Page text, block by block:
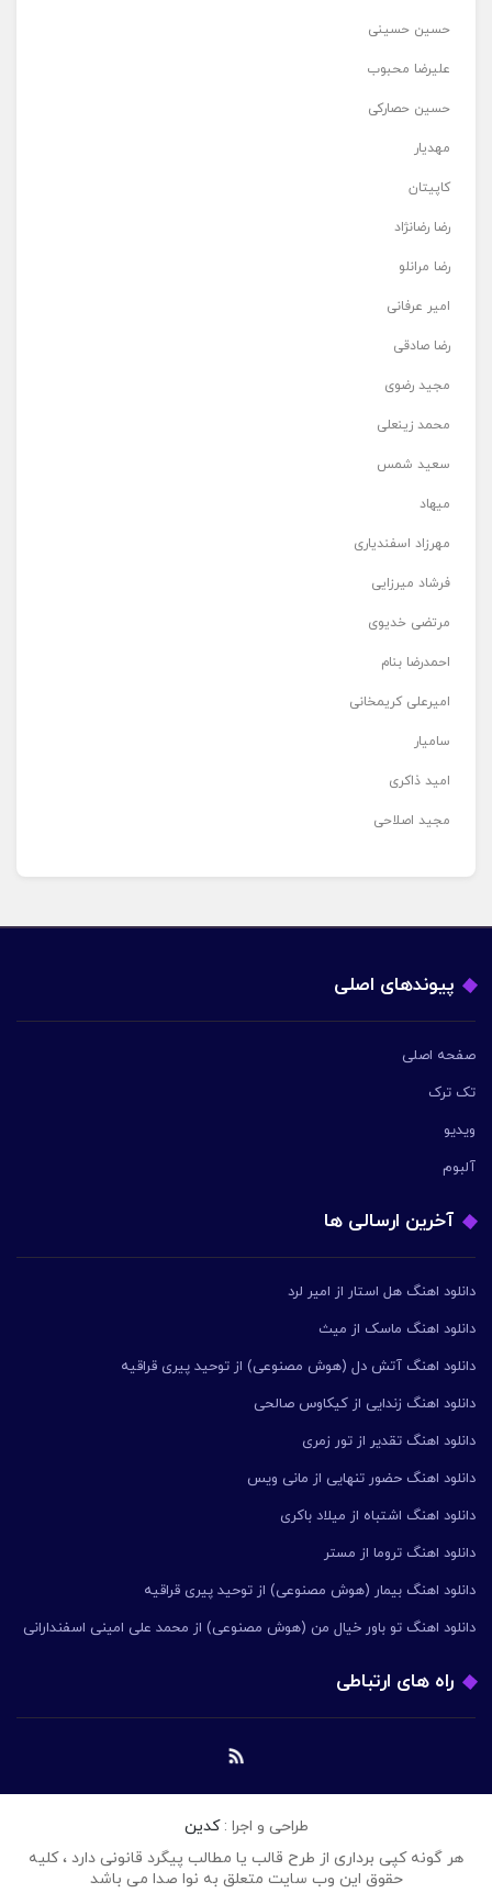
حسین حسینی
علیرضا محبوب
حسین حصارکی
مهدیار
کاپیتان
رضا رضانژاد
رضا مرانلو
امیر عرفانی
رضا صادقی
مجید رضوی
محمد زینعلی
سعید شمس
میهاد
مهرزاد اسفندیاری
فرشاد میرزایی
مرتضی خدیوی
احمدرضا بنام
امیرعلی کریمخانی
سامیار
امید ذاکری
مجید اصلاحی
پیوندهای اصلی
صفحه اصلی
تک ترک
ویدیو
آلبوم
آخرین ارسالی ها
دانلود اهنگ هل استار از امیر لرد
دانلود اهنگ ماسک از میث
دانلود اهنگ آتش دل (هوش مصنوعی) از توحید پیری قراقیه
دانلود اهنگ زندایی از کیکاوس صالحی
دانلود اهنگ تقدیر از تور زمری
دانلود اهنگ حضور تنهایی از مانی ویس
دانلود اهنگ اشتباه از میلاد باکری
دانلود اهنگ تروما از مستر
دانلود اهنگ بیمار (هوش مصنوعی) از توحید پیری قراقیه
دانلود اهنگ تو باور خیال من (هوش مصنوعی) از محمد علی امینی اسفندارانی
راه های ارتباطی
طراحی و اجرا :کدین
هر گونه کپی برداری از طرح قالب یا مطالب پیگرد قانونی دارد ، کلیه
حقوق این وب سایت متعلق به نوا صدا می باشد